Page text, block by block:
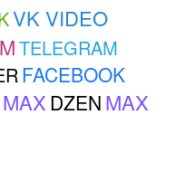
VK VIDEO
TELEGRAM
FACEBOOK
MAX DZEN MAX